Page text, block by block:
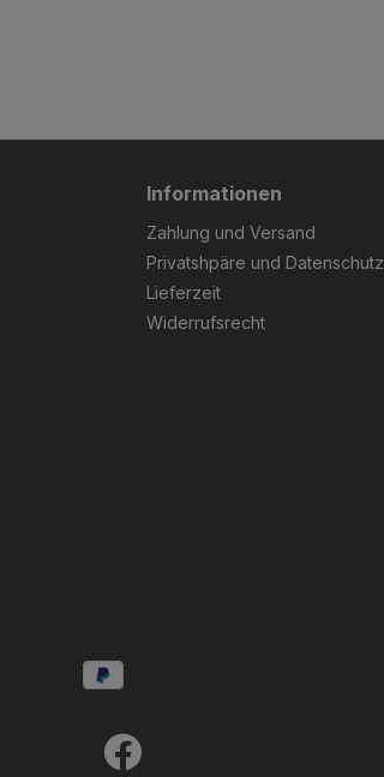
Informationen
Zahlung und Versand
Privatshpäre und Datenschutz
Lieferzeit
Widerrufsrecht